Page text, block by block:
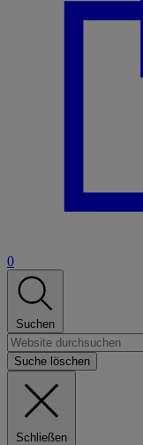
0
Suchen
Suche löschen
Schließen